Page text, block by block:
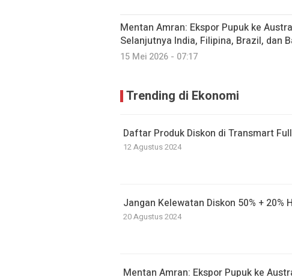
Mentan Amran: Ekspor Pupuk ke
Selanjutnya India, Filipina, Brazil, dan
15 Mei 2026 - 07:17
Trending di Ekonomi
Daftar Produk Diskon di Transmart
12 Agustus 2024
Jangan Kelewatan Diskon 50% + 20%
20 Agustus 2024
Mentan Amran: Ekspor Pupuk ke